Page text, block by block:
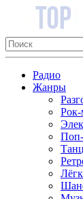
Радио
Жанры
Рок-